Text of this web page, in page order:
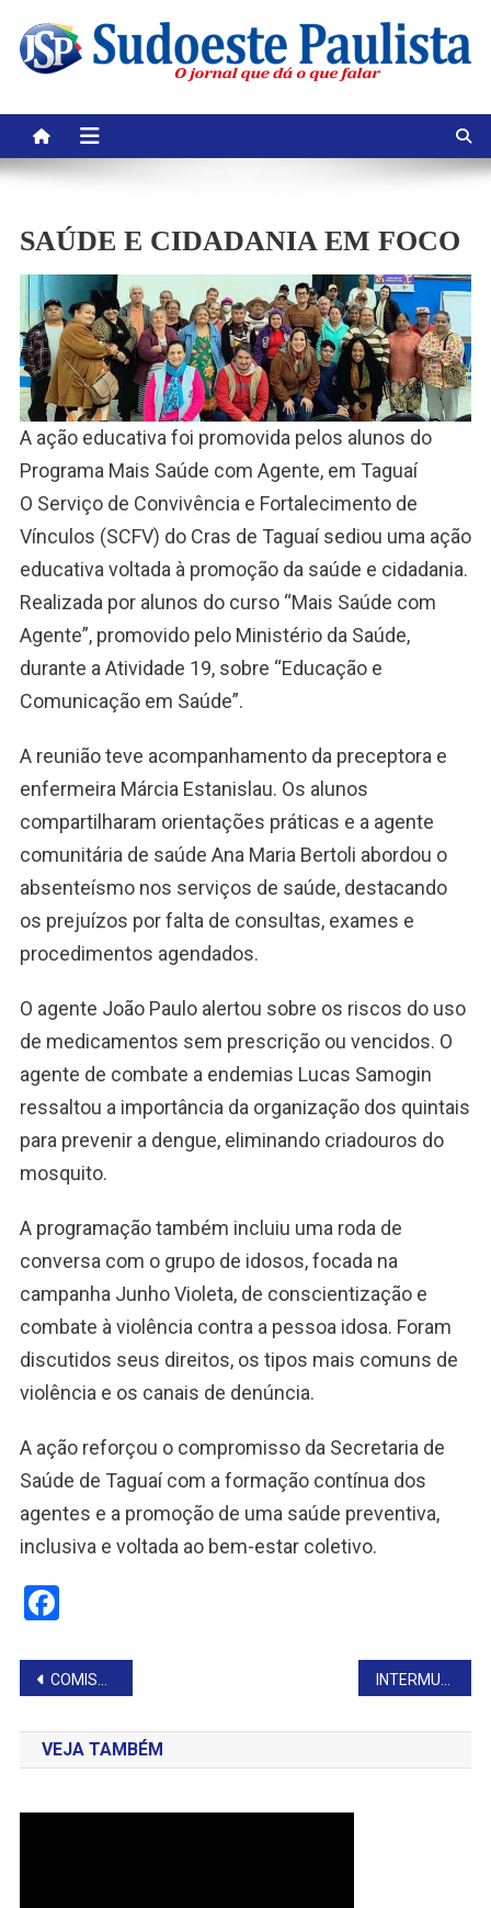
content
SAÚDE E CIDADANIA EM FOCO
A ação educativa foi promovida pelos alunos do
Programa Mais Saúde com Agente, em Taguaí
O Serviço de Convivência e Fortalecimento de
Vínculos (SCFV) do Cras de Taguaí sediou uma ação
educativa voltada à promoção da saúde e cidadania.
Realizada por alunos do curso “Mais Saúde com
Agente”, promovido pelo Ministério da Saúde,
durante a Atividade 19, sobre “Educação e
Comunicação em Saúde”.
A reunião teve acompanhamento da preceptora e
enfermeira Márcia Estanislau. Os alunos
compartilharam orientações práticas e a agente
comunitária de saúde Ana Maria Bertoli abordou o
absenteísmo nos serviços de saúde, destacando
os prejuízos por falta de consultas, exames e
procedimentos agendados.
O agente João Paulo alertou sobre os riscos do uso
de medicamentos sem prescrição ou vencidos. O
agente de combate a endemias Lucas Samogin
ressaltou a importância da organização dos quintais
para prevenir a dengue, eliminando criadouros do
mosquito.
A programação também incluiu uma roda de
conversa com o grupo de idosos, focada na
campanha Junho Violeta, de conscientização e
combate à violência contra a pessoa idosa. Foram
discutidos seus direitos, os tipos mais comuns de
violência e os canais de denúncia.
A ação reforçou o compromisso da Secretaria de
Saúde de Taguaí com a formação contínua dos
agentes e a promoção de uma saúde preventiva,
inclusiva e voltada ao bem-estar coletivo.
Facebook
Navegação
de
Post
COMISSÃO SELECIONA AS FINALISTAS À RAINHA DA EXPOTAGUAÍ 2025
VEJA TAMBÉM